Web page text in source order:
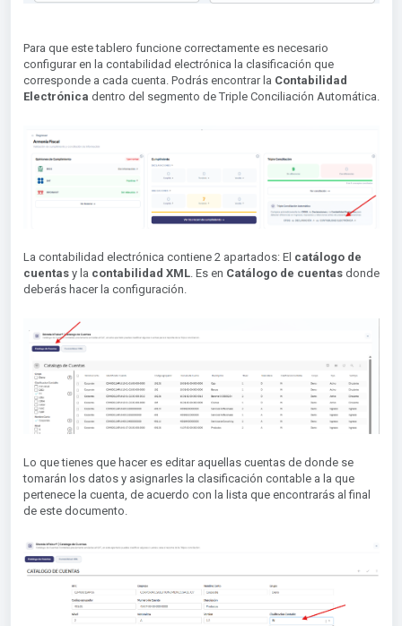
Para que este tablero funcione correctamente es necesario
configurar en la contabilidad electrónica la clasificación que
corresponde a cada cuenta. Podrás encontrar la Contabilidad
Electrónica dentro del segmento de Triple Conciliación Automática.
La contabilidad electrónica contiene 2 apartados: El catálogo de
cuentasy la contabilidad XML. Es en Catálogo de cuentas donde
deberás hacer la configuración.
Lo que tienes que hacer es editar aquellas cuentas de donde se
tomarán los datos y asignarles la clasificación contable a la que
pertenece la cuenta, de acuerdo con la lista que encontrarás al final
de este documento.